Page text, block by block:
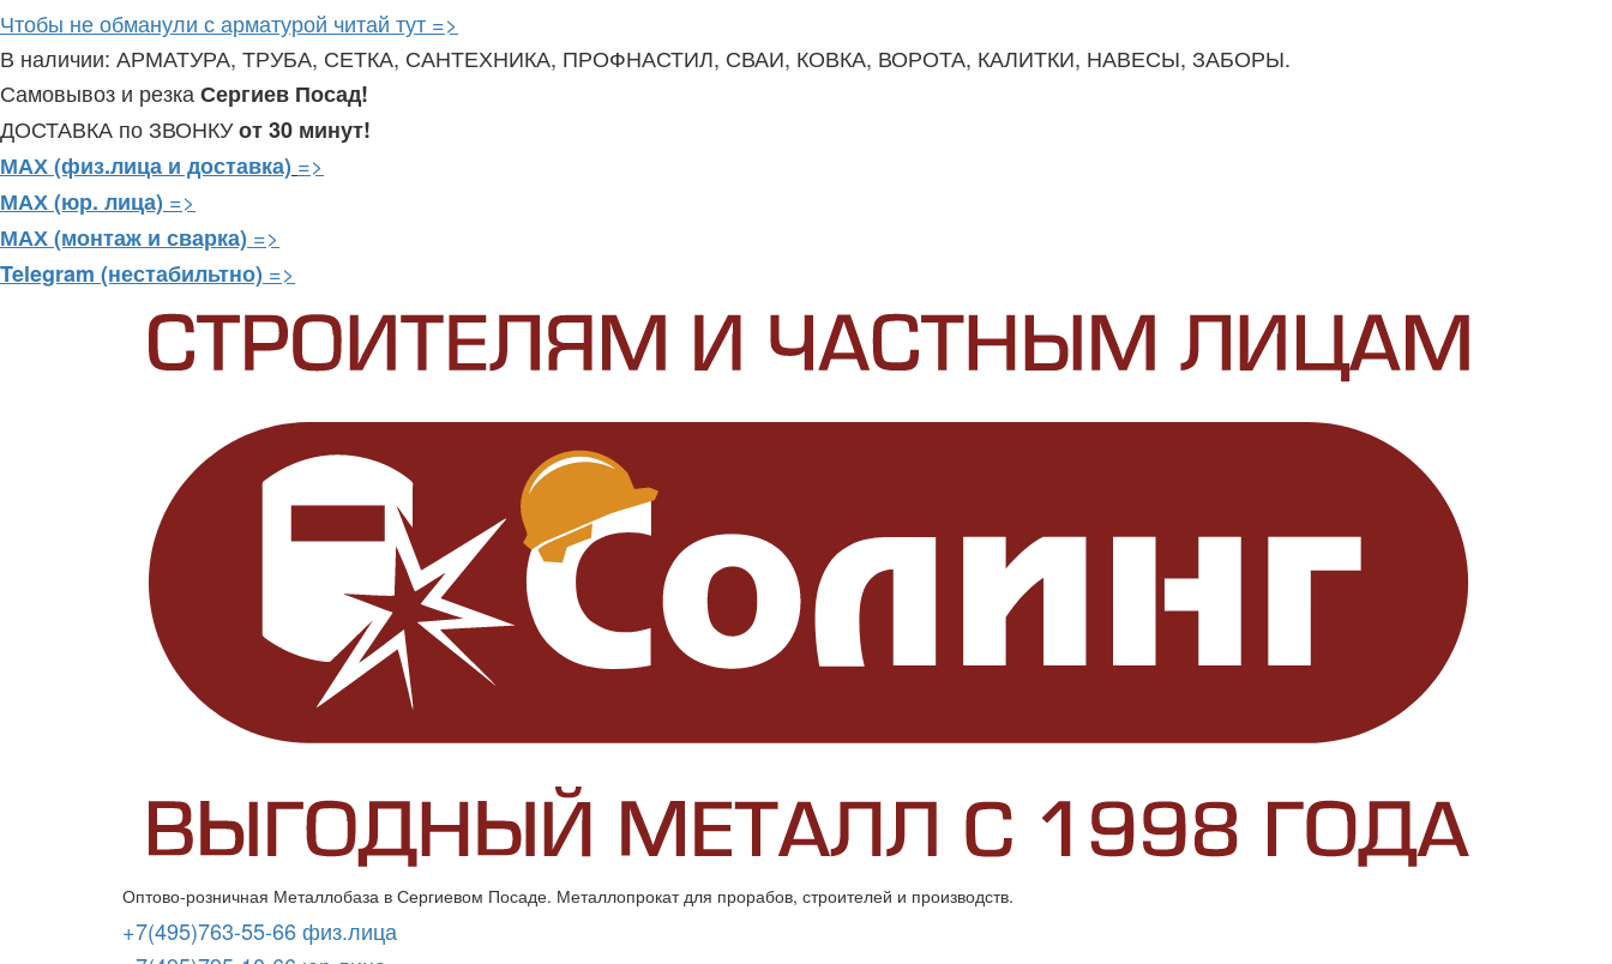
Чтобы не обманули с арматурой читай тут =>
В наличии: АРМАТУРА, ТРУБА, СЕТКА, САНТЕХНИКА, ПРОФНАСТИЛ, СВАИ, КОВКА, ВОРОТА, КАЛИТКИ, НАВЕСЫ, ЗАБОРЫ.
Самовывоз и резка Сергиев Посад!
ДОСТАВКА по ЗВОНКУот 30 минут!
МАХ (физ.лица и доставка) =>
МАХ (юр. лица) =>
МАХ (монтаж и сварка) =>
Telegram (нестабильтно) =>
Оптово-розничная Металлобаза в Сергиевом Посаде. Металлопрокат для прорабов, строителей и производств.
+7(495)763-55-66 физ.лица